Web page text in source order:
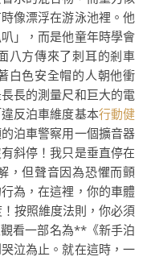
像漂浮在游泳池裡。他
」，而是他童年時學會
八方傳來了刺耳的剎車
白色安全帽的人朝他衝
長的測量尺和巨大的電
反泊車維度基本行動健
泊車警察用一個擴音器
斜停！我只是垂直停在
，但聲音因為恐懼而顫
為，在這裡，你的車體
按照維度法則，你必須
看一部名為**《新手泊
泣為止。就在這時，一